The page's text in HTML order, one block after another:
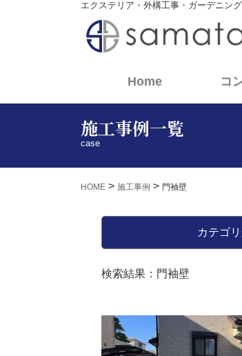
エクステリア・外構工事・ガーデニン
Home(current) コ
施工事例一覧
case
HOME > 施工事例 > 門袖壁
カテゴ
検索結果：門袖壁